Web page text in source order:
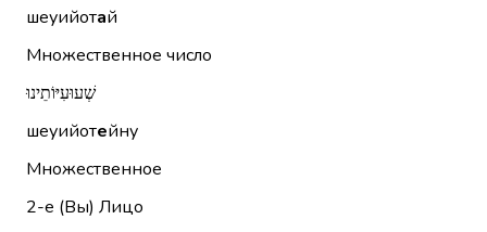
шеуийотай
Множественное число
שְׁעוּעִיּוֹתֵינוּ
шеуийотейну
Множественное
2-е (Вы) Лицо